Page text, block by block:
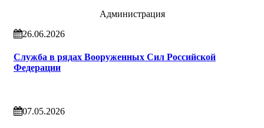
Администрация
26.06.2026
Служба в рядах Вооруженных Сил Российской
Федерации
07.05.2026